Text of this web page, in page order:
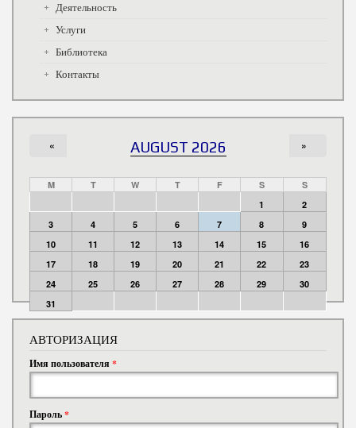
Деятельность
Услуги
Библиотека
Контакты
AUGUST 2026
« »
M T W T F S
S
1
2
3
4 5 6 7 8
9
10
11 12 13 14 15
16
17
18 19 20 21 22
23
24
25 26 27 28 29
30
31
АВТОРИЗАЦИЯ
Имя пользователя *
Пароль*